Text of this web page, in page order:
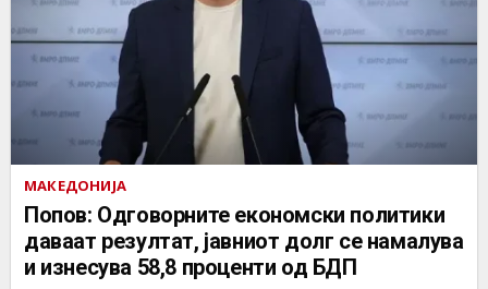
МАКЕДОНИЈА
Попов: Одговорните економски политики
даваат резултат, јавниот долг се намалува
и изнесува 58,8 проценти од БДП